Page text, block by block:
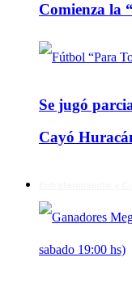
Comienza la
Se jugó
Cayó